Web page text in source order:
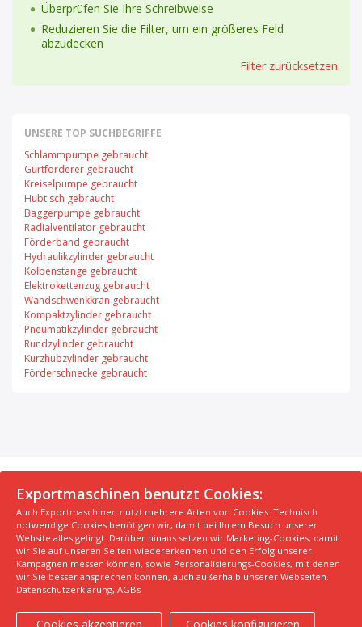
Überprüfen Sie Ihre Schreibweise
Reduzieren Sie die Filter, um ein größeres Feld
abzudecken
Filter zurücksetzen
UNSERE TOP SUCHBEGRIFFE
Schlammpumpe gebraucht
Gurtförderer gebraucht
Kreiselpumpe gebraucht
Hubtisch gebraucht
Baggerpumpe gebraucht
Radialventilator gebraucht
Förderband gebraucht
Hydraulikzylinder gebraucht
Kolbenstange gebraucht
Elektrokettenzug gebraucht
Wandschwenkkran gebraucht
Kompaktzylinder gebraucht
Pneumatikzylinder gebraucht
Rundzylinder gebraucht
Kurzhubzylinder gebraucht
Förderschnecke gebraucht
© 2026 Exportmaschinen.de
Über uns
AGB Datenschutzerklärung
FAQ
Impressum
Hersteller
Unsere Top Maschinen #1
Unsere Top Maschinen #2
Unsere Top Maschinen #3
Kontaktiere uns
Kindergarten in der Nähe finden
Exportmaschinen benutzt Cookies:
Auch Exportmaschinen nutzt mehrere Arten von Cookies: Technisch
notwendige Cookies benötigen wir, damit bei Ihrem Besuch unserer
Website alles gelingt. Darüber hinaus setzen wir Marketing-Cookies, damit
wir Sie auf unseren Seiten wiedererkennen und den Erfolg unserer
Kampagnen messen können, sowie Personalisierungs-Cookies, mit denen
wir Sie besser ansprechen können, auch außerhalb unserer Webseiten.
Datenschutzerklärung, AGBs